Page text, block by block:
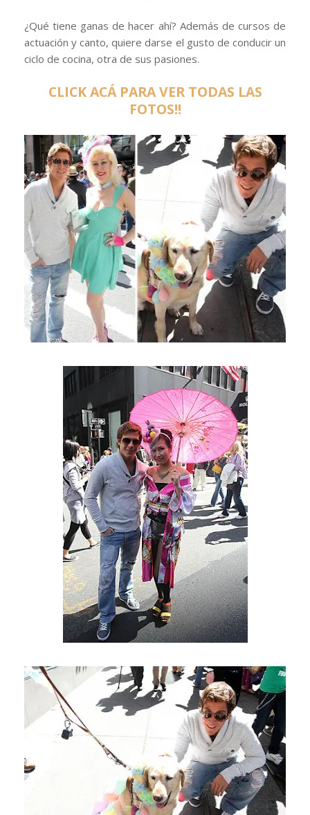
¿Qué tiene ganas de hacer ahí? Además de cursos de
actuación y canto, quiere darse el gusto de conducir un
ciclo de cocina, otra de sus pasiones.
CLICK ACÁ PARA VER TODAS LAS
FOTOS!!